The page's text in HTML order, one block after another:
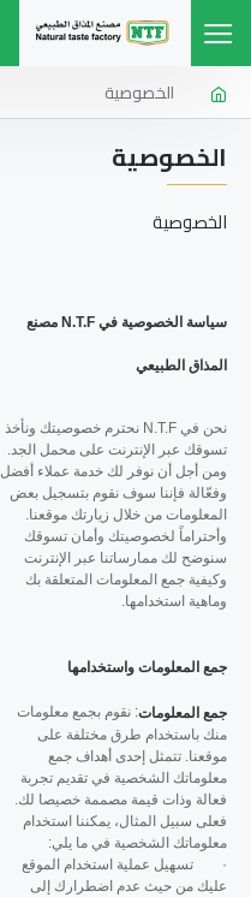
الخصوصية
الخصوصية
الخصوصية
سياسة الخصوصية في N.T.F مصنع
المذاق الطبيعي
نحن في N.T.F نحترم خصوصيتك ونأخذ
تسوقك عبر الإنترنت على محمل الجد.
ومن أجل أن نوفر لك خدمة عملاء أفضل
وفعّالة فإننا سوف نقوم بتسجيل بعض
المعلومات من خلال زيارتك موقعنا.
وأحتراماً لخصوصيتك وأمان تسوقك
سنوضح لك ممارساتنا عبر الإنترنت
وكيفية جمع المعلومات المتعلقة بك
وماهية استخدامها.
جمع المعلومات واستخدامها
جمع المعلومات: نقوم بجمع معلومات
منك باستخدام طرق مختلفة على
موقعنا. تتمثل إحدى أهداف جمع
معلوماتك الشخصية في تقديم تجربة
فعالة وذات قيمة مصممة خصيصا لك.
فعلى سبيل المثال، يمكننا استخدام
معلوماتك الشخصية في ما يلي:
· تسهيل عملية استخدام الموقع
عليك من حيث عدم اضطرارك إلى